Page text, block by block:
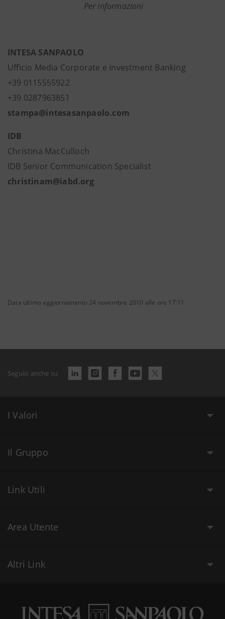
Per informazioni
INTESA SANPAOLO
Ufficio Media Corporate e Investment Banking
+39 0115555922
+39 0287963851
stampa@intesasanpaolo.com
IDB
Christina MacCulloch
IDB Senior Communication Specialist
christinam@iabd.org
Data ultimo aggiornamento 24 novembre 2010 alle ore 17:11
Seguici anche su
I Valori
Il Gruppo
Link Utili
Area Utente
Altri Link